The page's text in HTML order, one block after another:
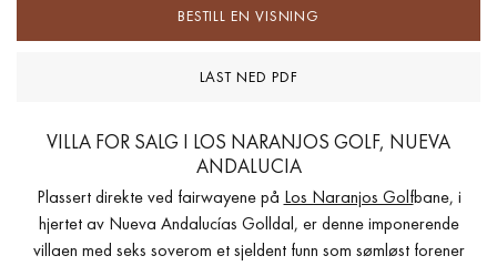
BESTILL EN VISNING
LAST NED PDF
VILLA FOR SALG I LOS NARANJOS GOLF, NUEVA
ANDALUCIA
Plassert direkte ved fairwayene på Los Naranjos Golfbane, i
hjertet av Nueva Andalucías Golldal, er denne imponerende
villaen med seks soverom et sjeldent funn som sømløst forener